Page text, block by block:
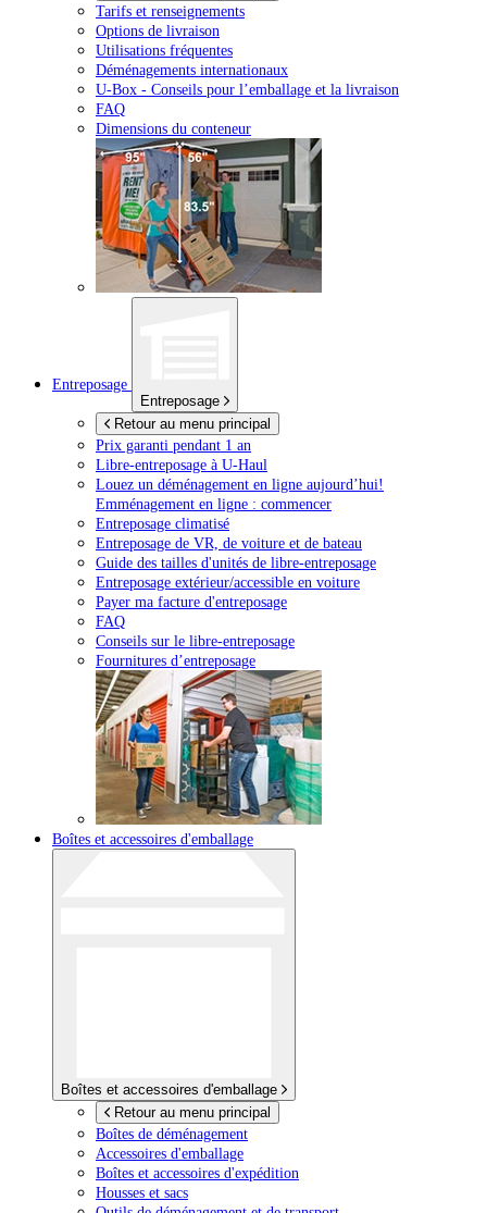
Tarifs et renseignements
Options de livraison
Utilisations fréquentes
Déménagements internationaux
U-Box - Conseils pour l’emballage et la livraison
FAQ
Dimensions du conteneur
Entreposage
Entreposage
Retour au menu principal
Prix garanti pendant 1 an
Libre-entreposage à U-Haul
Louez un déménagement en ligne aujourd’hui!
Emménagement en ligne : commencer
Entreposage climatisé
Entreposage de VR, de voiture et de bateau
Guide des tailles d'unités de libre-entreposage
Entreposage extérieur/accessible en voiture
Payer ma facture d'entreposage
FAQ
Conseils sur le libre-entreposage
Fournitures d’entreposage
Boîtes et accessoires d'emballage
Boîtes et accessoires d'emballage
Retour au menu principal
Boîtes de déménagement
Accessoires d'emballage
Boîtes et accessoires d'expédition
Housses et sacs